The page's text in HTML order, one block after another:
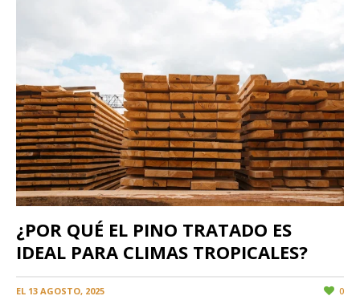
¿POR QUÉ EL PINO TRATADO ES
IDEAL PARA CLIMAS TROPICALES?
0
EL 13 AGOSTO, 2025